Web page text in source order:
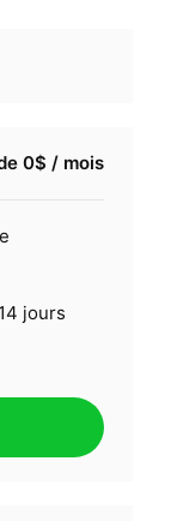
0$ / mois
jours